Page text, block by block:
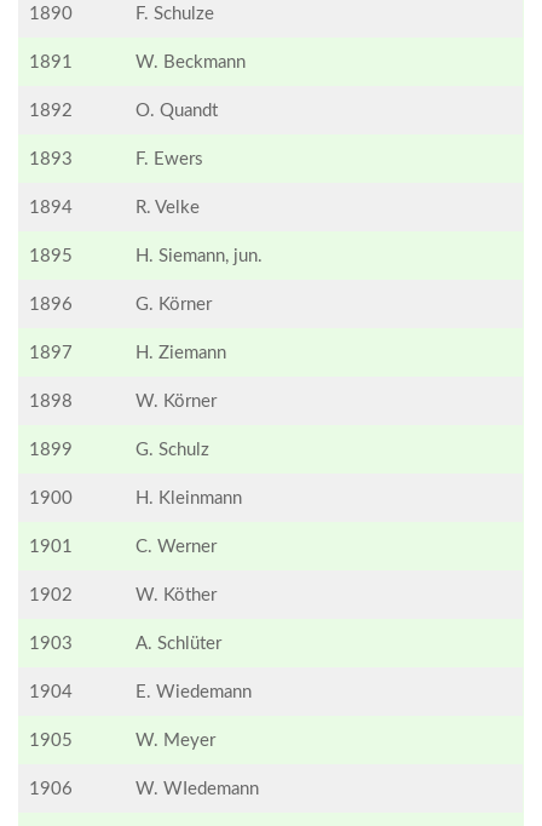
1890 F. Schulze
1891 W. Beckmann
1892 O. Quandt
1893 F. Ewers
1894 R. Velke
1895 H. Siemann, jun.
1896 G. Körner
1897 H. Ziemann
1898 W. Körner
1899 G. Schulz
1900 H. Kleinmann
1901 C. Werner
1902 W. Köther
1903 A. Schlüter
1904 E. Wiedemann
1905 W. Meyer
1906 W. WIedemann